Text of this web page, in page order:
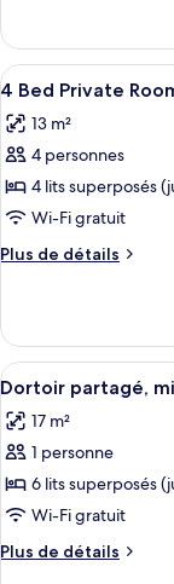
Private
Room
with
Private
Bathroom
6
Bed
Private
with
Private
Afficher
toutes
les
photos
pour
ce
type
de
4
Bed
Private
Room
with
Private
Bathroom
14
4 Bed Private
13 m²
4 personnes
4 lits superposés
Wi-Fi gratuit
Plus de détails
Plus
4
Bed
Private
with
Private
Afficher
toutes
les
photos
pour
ce
type
de
11
Dortoir partagé,
17 m²
1 personne
6 lits superposés
Wi-Fi gratuit
Plus de détails
Plus